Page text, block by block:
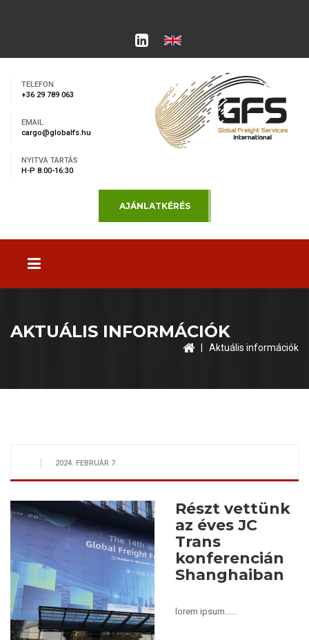
TELEFON
+36 29 789 063
EMAIL
cargo@globalfs.hu
NYITVA TARTÁS
H-P 8:00-16:30
AJÁNLATKÉRÉS
AKTUÁLIS INFORMÁCIÓK
| Aktuális információk
2024. FEBRUÁR 7.
Részt vettünk
az éves JC
Trans
konferencián
Shanghaiban
lorem ipsum......